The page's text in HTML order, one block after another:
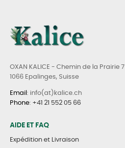
OXAN KALICE - Chemin de la Prairie 7
1066 Epalinges, Suisse
Email : info(at)kalice.ch
Phone: +41 21 552 05 66
AIDE ET FAQ
Expédition et Livraison